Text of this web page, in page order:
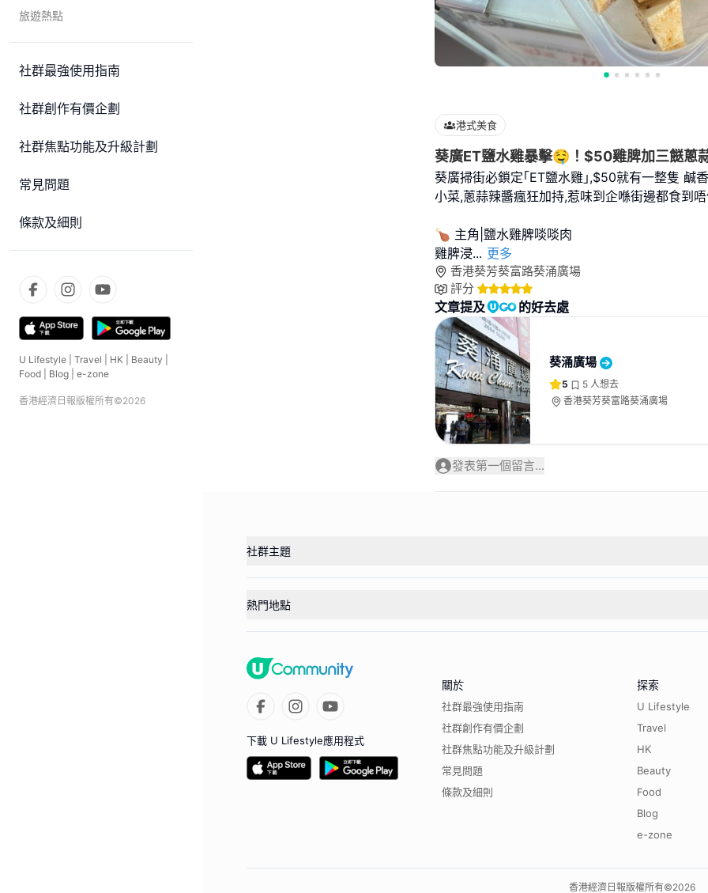
旅遊熱點
社群最強使用指南
社群創作有價企劃
社群焦點功能及升級計劃
常見問題
條款及細則
U Lifestyle Travel HK Beauty
Food
Blog e-zone
香港經濟日報版權所有©2026
港式美食
葵廣ET鹽水雞暴擊🤤！$50雞脾加三餸蔥
葵廣掃街必鎖定｢ET鹽水雞｣,$50就有一整隻 鹹
小菜,蔥蒜辣醬瘋狂加持,惹味到企喺街邊都食到
🍗 主角|鹽水雞脾啖啖肉
雞脾浸... 更多
香港葵芳葵富路葵涌廣場
評分
文章提及 的好去處
葵涌廣場
5 5 人想去
香港葵芳葵富路葵涌廣場
發表第一個留言...
社群主題
熱門地點
下載 U Lifestyle應用程式
關於
社群最強使用指南
社群創作有價企劃
社群焦點功能及升級計劃
常見問題
條款及細則
探索
U Lifestyle
Travel
HK
Beauty
Food
Blog
e-zone
香港經濟日報版權所有©2026